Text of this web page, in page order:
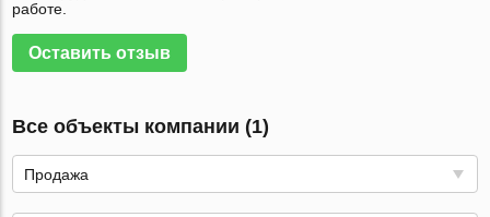
работе.
Оставить отзыв
Все объекты компании (1)
Продажа